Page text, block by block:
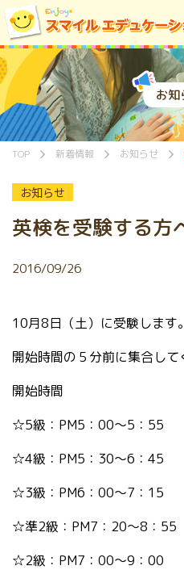
お知
TOP 新着情報 お知らせ
お知らせ
英検を受験する方
2016/09/26
10月8日（土）に受験します。
開始時間の５分前に集合して
開始時間
☆5級： PM5 ： 00～5 ： 55
☆4級： PM5 ： 30～6 ： 45
☆3級： PM6 ： 00～7 ： 15
☆準2級： PM7 ： 20～8 ： 55
☆2級： PM7 ： 00～9 ： 00